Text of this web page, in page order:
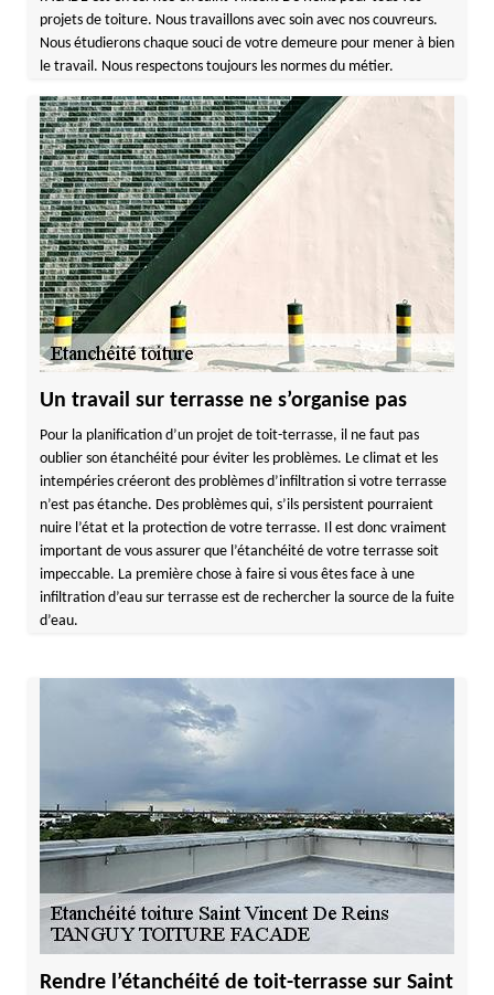
projets de toiture. Nous travaillons avec soin avec nos couvreurs.
Nous étudierons chaque souci de votre demeure pour mener à bien
le travail. Nous respectons toujours les normes du métier.
Un travail sur terrasse ne s’organise pas
Pour la planification d’un projet de toit-terrasse, il ne faut pas
oublier son étanchéité pour éviter les problèmes. Le climat et les
intempéries créeront des problèmes d’infiltration si votre terrasse
n’est pas étanche. Des problèmes qui, s’ils persistent pourraient
nuire l’état et la protection de votre terrasse. Il est donc vraiment
important de vous assurer que l’étanchéité de votre terrasse soit
impeccable. La première chose à faire si vous êtes face à une
infiltration d’eau sur terrasse est de rechercher la source de la fuite
d’eau.
Rendre l’étanchéité de toit-terrasse sur Saint